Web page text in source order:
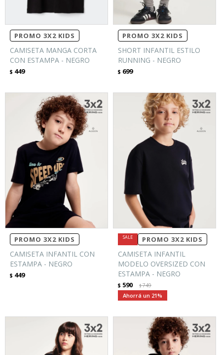
PROMO 3X2 KIDS
CAMISETA MANGA CORTA
CON ESTAMPA - NEGRO
$ 449
PROMO 3X2 KIDS
SHORT INFANTIL ESTILO
RUNNING - NEGRO
$ 699
PROMO 3X2 KIDS
CAMISETA INFANTIL CON
ESTAMPA - NEGRO
$ 449
PROMO 3X2 KIDS
CAMISETA INFANTIL
MODELO OVERSIZED CON
ESTAMPA - NEGRO
$ 590 $749
21